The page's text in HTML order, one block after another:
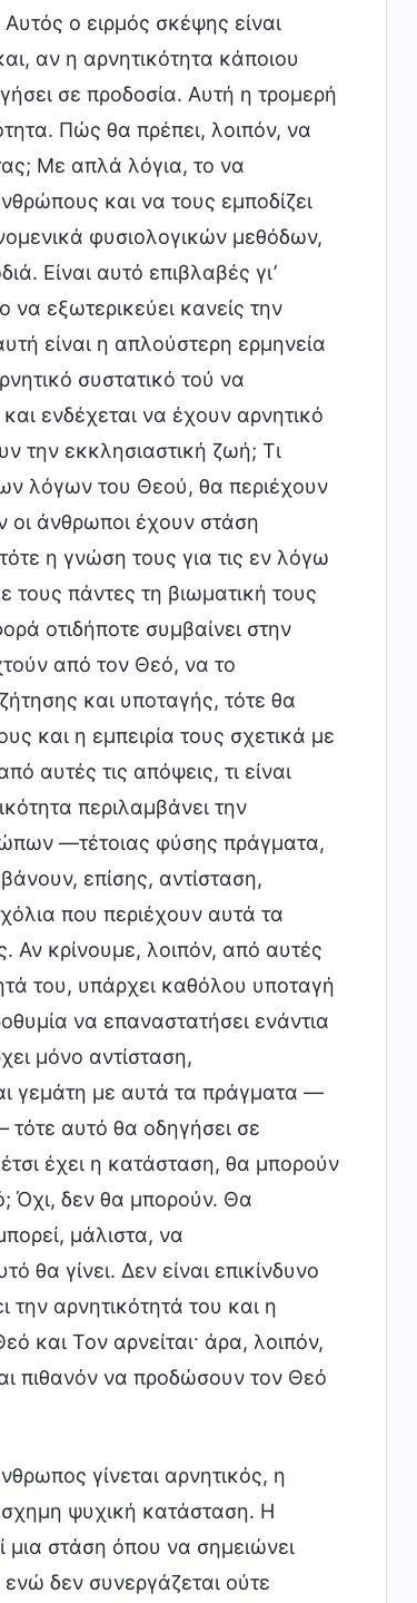
ο ειρμός σκέψης είναι
αν η αρνητικότητα κάποιου
σε προδοσία. Αυτή η τρομερή
Πώς θα πρέπει, λοιπόν, να
Με απλά λόγια, το να
και να τους εμποδίζει
φυσιολογικών μεθόδων,
Είναι αυτό επιβλαβές γι’
να εξωτερικεύει κανείς την
είναι η απλούστερη ερμηνεία
συστατικό τού να
ενδέχεται να έχουν αρνητικό
την εκκλησιαστική ζωή; Τι
λόγων του Θεού, θα περιέχουν
οι άνθρωποι έχουν στάση
η γνώση τους για τις εν λόγω
τους πάντες τη βιωματική τους
οτιδήποτε συμβαίνει στην
από τον Θεό, να το
και υποταγής, τότε θα
και η εμπειρία τους σχετικά με
αυτές τις απόψεις, τι είναι
περιλαμβάνει την
—τέτοιας φύσης πράγματα,
επίσης, αντίσταση,
που περιέχουν αυτά τα
Αν κρίνουμε, λοιπόν, από αυτές
του, υπάρχει καθόλου υποταγή
να επαναστατήσει ενάντια
μόνο αντίσταση,
γεμάτη με αυτά τα πράγματα —
τότε αυτό θα οδηγήσει σε
έχει η κατάσταση, θα μπορούν
Όχι, δεν θα μπορούν. Θα
μάλιστα, να
γίνει. Δεν είναι επικίνδυνο
την αρνητικότητά του και η
και Τον αρνείται· άρα, λοιπόν,
πιθανόν να προδώσουν τον Θεό
γίνεται αρνητικός, η
ψυχική κατάσταση. Η
μια στάση όπου να σημειώνει
δεν συνεργάζεται ούτε